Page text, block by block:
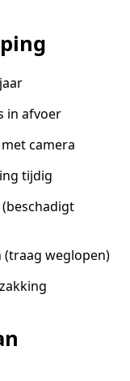
in afvoer
camera
tijdig
(traag weglopen)